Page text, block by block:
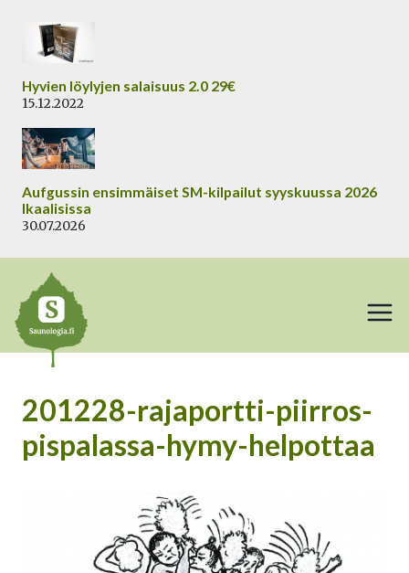
sisältöön
Hyvien löylyjen salaisuus 2.0 29€
15.12.2022
Aufgussin ensimmäiset SM-kilpailut syyskuussa 2026
Ikaalisissa
30.07.2026
201228-rajaportti-piirros-
pispalassa-hymy-helpottaa